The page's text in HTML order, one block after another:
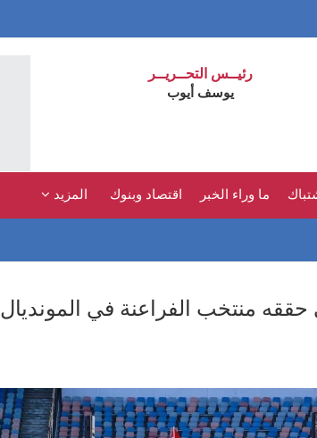
رئيــس التحــريــر
يوسف أيوب
ما وراء الخبر اقتصاد وبنوك المزيد
منتخب الفراعنة في المونديال